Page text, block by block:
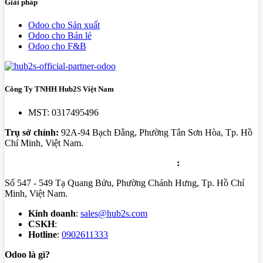
Giải pháp
Odoo cho Sản xuất
Odoo cho Bán lẻ
Odoo cho F&B
Công Ty TNHH Hub2S Việt Nam
MST: 0317495496
Trụ sở chính: 92A-94 Bạch Đằng, Phường Tân Sơn Hòa, Tp. Hồ
Chí Minh, Việt Nam.
:
Số 547 - 549 Tạ Quang Bửu, Phường Chánh Hưng, Tp. Hồ Chí
Minh, Việt Nam.
Kinh doanh: sales@hub2s.com
CSKH:
Hotline: 0902611333
Odoo là gì?